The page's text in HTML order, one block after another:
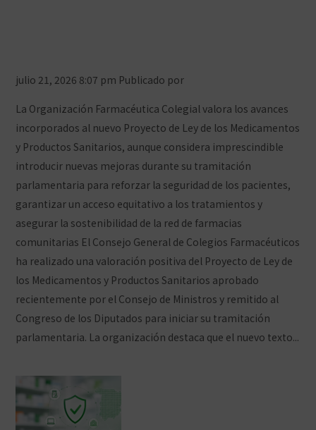
julio 21, 2026 8:07 pm Publicado por
La Organización Farmacéutica Colegial valora los avances
incorporados al nuevo Proyecto de Ley de los Medicamentos
y Productos Sanitarios, aunque considera imprescindible
introducir nuevas mejoras durante su tramitación
parlamentaria para reforzar la seguridad de los pacientes,
garantizar un acceso equitativo a los tratamientos y
asegurar la sostenibilidad de la red de farmacias
comunitarias El Consejo General de Colegios Farmacéuticos
ha realizado una valoración positiva del Proyecto de Ley de
los Medicamentos y Productos Sanitarios aprobado
recientemente por el Consejo de Ministros y remitido al
Congreso de los Diputados para iniciar su tramitación
parlamentaria. La organización destaca que el nuevo texto...